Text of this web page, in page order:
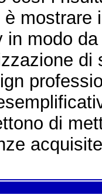
mostrare
in modo
di
di